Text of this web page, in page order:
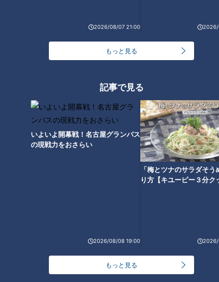
2026/08/07 21:00 2026/
もっと見る
記事で見る
いよいよ開幕戦！名古屋グランパス
の現戦力をおさらい
2026/08/08 19:00
「梅とツナのサラダそう
り方【キユーピー３分ク
2026/
もっと見る
ひつまぶしの発祥？門外不出の
が「味仙」の台湾ラーメンを深
掘り！超激辛裏メニュー「エイ
リアン」にも挑戦！